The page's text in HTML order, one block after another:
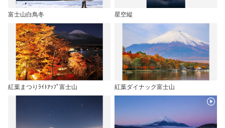
富士山白鳥冬 星空縦
紅葉まつりﾗｲﾄｱｯﾌﾟ富士山 紅葉ダイナック富士山